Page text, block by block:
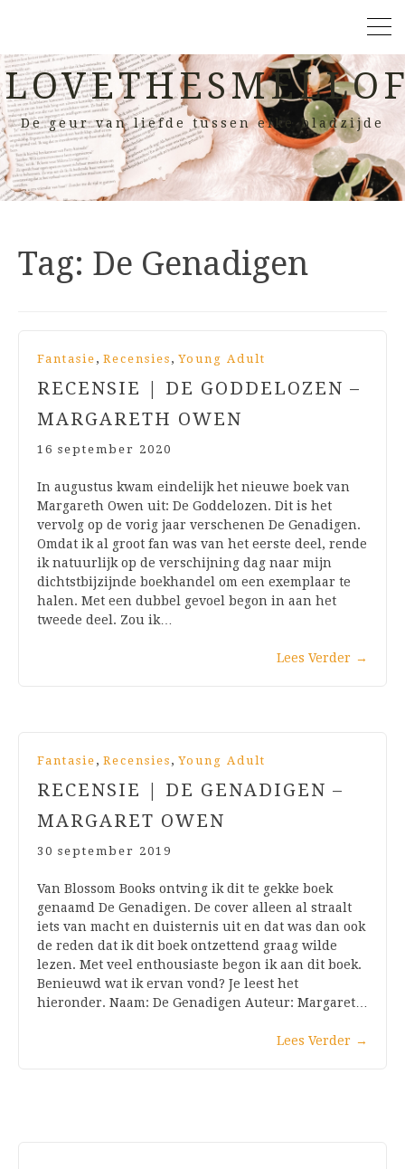
De geur van liefde tussen elke bladzijde
Tag: De Genadigen
Fantasie , Recensies , Young Adult
RECENSIE | DE GODDELOZEN –
MARGARETH OWEN
16 september 2020
In augustus kwam eindelijk het nieuwe boek van
Margareth Owen uit: De Goddelozen. Dit is het
vervolg op de vorig jaar verschenen De Genadigen.
Omdat ik al groot fan was van het eerste deel, rende
ik natuurlijk op de verschijning dag naar mijn
dichtstbijzijnde boekhandel om een exemplaar te
halen. Met een dubbel gevoel begon in aan het
tweede deel. Zou ik…
Lees Verder →
Fantasie , Recensies , Young Adult
RECENSIE | DE GENADIGEN –
MARGARET OWEN
30 september 2019
Van Blossom Books ontving ik dit te gekke boek
genaamd De Genadigen. De cover alleen al straalt
iets van macht en duisternis uit en dat was dan ook
de reden dat ik dit boek ontzettend graag wilde
lezen. Met veel enthousiaste begon ik aan dit boek.
Benieuwd wat ik ervan vond? Je leest het
hieronder. Naam: De Genadigen Auteur: Margaret…
Lees Verder →